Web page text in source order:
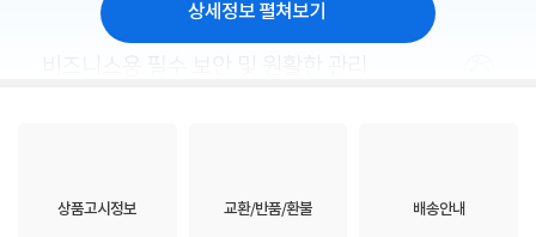
상세정보 펼쳐보기
상품고시정보 교환/반품/환불 배송안내